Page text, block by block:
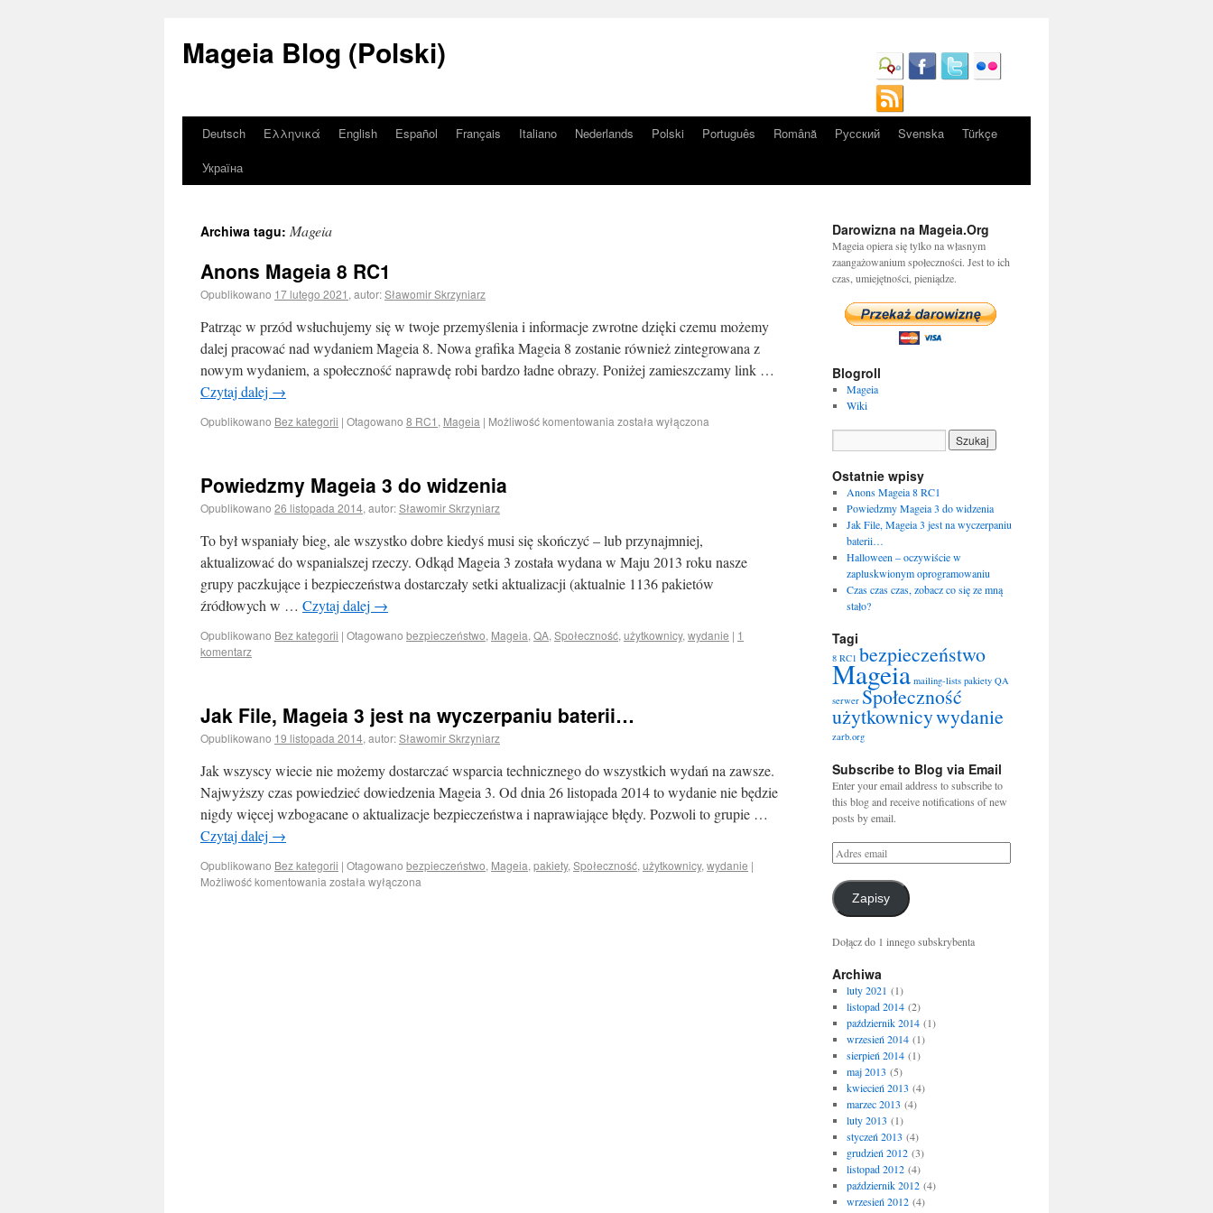
Mageia Blog (Polski)
Deutsch Ελληνικά English Español Français Italiano Nederlands Polski Português Română Русский Svenska
Türkçe
Україна
Archiwa tagu: Mageia
Anons Mageia 8 RC1
Opublikowano 17 lutego 2021 , autor:Sławomir Skrzyniarz
Patrząc w przód wsłuchujemy się w twoje przemyślenia i informacje zwrotne dzięki czemu możemy
dalej pracować nad wydaniem Mageia 8. Nowa grafika Mageia 8 zostanie również zintegrowana z
nowym wydaniem, a społeczność naprawdę robi bardzo ładne obrazy. Poniżej zamieszczamy link …
Czytaj dalej →
Opublikowano Bez kategorii | Otagowano 8 RC1 , Mageia | Możliwość komentowania została wyłączona
Powiedzmy Mageia 3 do widzenia
Opublikowano 26 listopada 2014, autor:Sławomir Skrzyniarz
To był wspaniały bieg, ale wszystko dobre kiedyś musi się skończyć – lub przynajmniej,
aktualizować do wspanialszej rzeczy. Odkąd Mageia 3 została wydana w Maju 2013 roku nasze
grupy paczkujące i bezpieczeństwa dostarczały setki aktualizacji (aktualnie 1136 pakietów
źródłowych w … Czytaj dalej →
Opublikowano Bez kategorii | Otagowano bezpieczeństwo, Mageia, QA, Społeczność, użytkownicy, wydanie | 1
komentarz
Jak File, Mageia 3 jest na wyczerpaniu baterii…
Opublikowano 19 listopada 2014, autor:Sławomir Skrzyniarz
Jak wszyscy wiecie nie możemy dostarczać wsparcia technicznego do wszystkich wydań na zawsze.
Najwyższy czas powiedzieć dowiedzenia Mageia 3. Od dnia 26 listopada 2014 to wydanie nie będzie
nigdy więcej wzbogacane o aktualizacje bezpieczeństwa i naprawiające błędy. Pozwoli to grupie …
Czytaj dalej →
Opublikowano Bez kategorii | Otagowano bezpieczeństwo, Mageia, pakiety, Społeczność, użytkownicy, wydanie |
Możliwość komentowania została wyłączona
Darowizna na Mageia.Org
Mageia opiera się tylko na własnym
zaangażowanium społeczności. Jest to ich
czas, umiejętności, pieniądze.
Blogroll
Mageia
Wiki
Ostatnie wpisy
Anons Mageia 8 RC1
Powiedzmy Mageia 3 do widzenia
Jak File, Mageia 3 jest na wyczerpaniu
baterii…
Halloween – oczywiście w
zapluskwionym oprogramowaniu
Czas czas czas, zobacz co się ze mną
stało?
Tagi
8 RC1 bezpieczeństwo
Mageia mailing-lists pakiety QA
serwer Społeczność
użytkownicywydanie
zarb.org
Subscribe to Blog via Email
Enter your email address to subscribe to
this blog and receive notifications of new
posts by email.
Zapisy
Dołącz do 1 innego subskrybenta
Archiwa
luty 2021 (1)
listopad 2014(2)
październik 2014(1)
wrzesień 2014(1)
sierpień 2014(1)
maj 2013 (5)
kwiecień 2013 (4)
marzec 2013 (4)
luty 2013 (1)
styczeń 2013 (4)
grudzień 2012(3)
listopad 2012(4)
październik 2012(4)
wrzesień 2012(4)